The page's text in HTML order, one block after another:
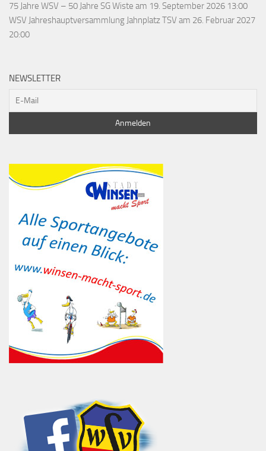
75 Jahre WSV – 50 Jahre SG Wiste am 19. September 2026 13:00
WSV Jahreshauptversammlung Jahnplatz TSV am 26. Februar 2027
20:00
NEWSLETTER